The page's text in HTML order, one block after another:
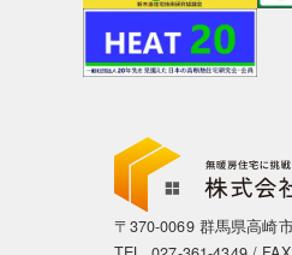
〒370-0069 群馬県高崎